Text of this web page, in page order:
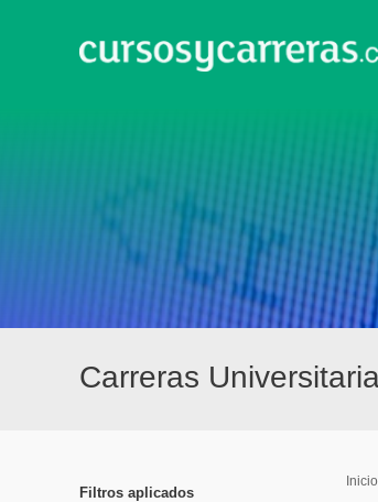
Carreras
Filtros aplicados
Inicio